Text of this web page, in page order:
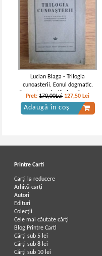
Lucian Blaga - Trilogia
cunoasterii. Eonul dogmatic.
Cunoasterea luciferica. Censura
transcendenta (1943)
Pret:170,00Lei 127,50 Lei
Adaugă în coș
Printre Carti
Carți la reducere
Arhivă carți
Autori
Edituri
Colecții
Cele mai căutate cărți
Blog Printre Carti
Cărţi sub 5 lei
Cărţi sub 8 lei
Cărţi sub 10 lei